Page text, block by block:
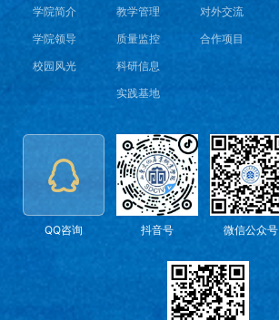
学院简介
学院领导
校园风光
教学管理
质量监控
科研信息
实践基地
对外交流
合作项目
QQ咨询 抖音号 微信公众号